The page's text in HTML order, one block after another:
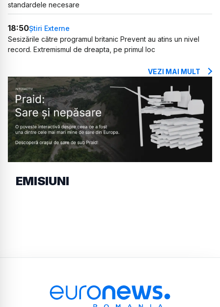
standardele necesare
18:50Știri Externe
Sesizările către programul britanic Prevent au atins un nivel
record. Extremismul de dreapta, pe primul loc
VEZI MAI MULT
EMISIUNI